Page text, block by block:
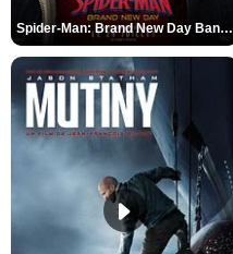
Spider-Man: Brand New Day Bande-annonce VO STFR